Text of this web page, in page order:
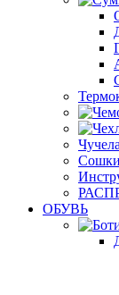
Чучела
Сошки
ОБУВЬ